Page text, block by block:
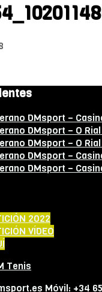
DMsport –
DMsport – O
DMsport – O
DMsport –
DMsport –
2022
VÍDEO
Móvil: +34